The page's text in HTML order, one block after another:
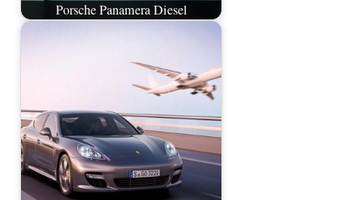
Porsche Panamera Diesel